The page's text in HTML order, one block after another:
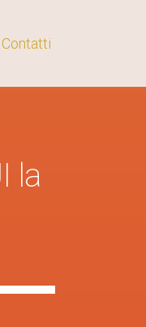
Contatti
la